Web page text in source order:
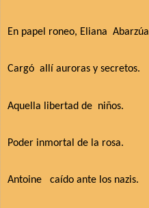
En papel roneo, Eliana Abarzúa
Cargó allí auroras y secretos.
Aquella libertad de niños.
Poder inmortal de la rosa.
Antoine caído ante los nazis.